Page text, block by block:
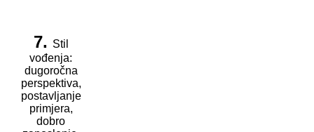
7. Stil
vođenja:
dugoročna
perspektiva,
postavljanje
primjera,
dobro